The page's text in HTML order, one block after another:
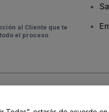
al Cliente que te
el proceso